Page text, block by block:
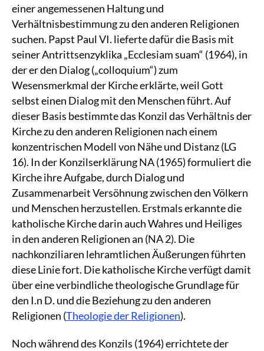
einer angemessenen Haltung und
Verhältnisbestimmung zu den anderen Religionen
suchen. Papst Paul VI. lieferte dafür die Basis mit
seiner Antrittsenzyklika „Ecclesiam suam“ (1964), in
der er den Dialog („colloquium“) zum
Wesensmerkmal der Kirche erklärte, weil Gott
selbst einen Dialog mit den Menschen führt. Auf
dieser Basis bestimmte das Konzil das Verhältnis der
Kirche zu den anderen Religionen nach einem
konzentrischen Modell von Nähe und Distanz (LG
16). In der Konzilserklärung NA (1965) formuliert die
Kirche ihre Aufgabe, durch Dialog und
Zusammenarbeit Versöhnung zwischen den Völkern
und Menschen herzustellen. Erstmals erkannte die
katholische Kirche darin auch Wahres und Heiliges
in den anderen Religionen an (NA 2). Die
nachkonziliaren lehramtlichen Äußerungen führten
diese Linie fort. Die katholische Kirche verfügt damit
über eine verbindliche theologische Grundlage für
den I.n D. und die Beziehung zu den anderen
Religionen (Theologie der Religionen).
Noch während des Konzils (1964) errichtete der